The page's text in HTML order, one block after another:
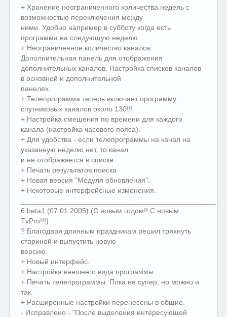
+ Хранение неограниченного количества недель с
возможностью переключения между
ними. Удобно например в субботу когда есть
программа на следующую неделю.
+ Неограниченное количество каналов.
Дополнительная панель для отображения
дополнительных каналов. Настройка списков каналов
в основной и дополнительной
панелях.
+ Телепрограмма теперь включает программу
спутниковых каналов около 130!!!
+ Настройка смещения по времени для каждого
канала (настройка часового пояса).
+ Для удобства - если телепрограммы на канал на
указанную неделю нет, то канал
и не отображается в списке.
+ Печать результатов поиска
+ Новая версия "Модуля обновления".
+ Некоторые интерфейсные изменения.
6.beta1 (07.01.2005) (С новым годом!! С новым
TvPro!!!)
? Благодаря длинным праздникам решил тряхнуть
стариной и выпустить новую
версию.
+ Новый интерфейс.
+ Настройка внешнего вида программы.
+ Печать телепрограммы. Пока не супер, но можно и
так.
+ Расширенные настройки перенесены в общие.
- Исправлено - "После выделения интересующей